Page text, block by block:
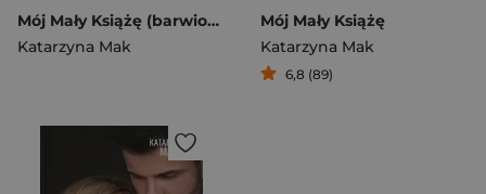
Mój Mały Książę (barwione brzegi)
Katarzyna Mak
Mój Mały Książę
Katarzyna Mak
6,8 (89)